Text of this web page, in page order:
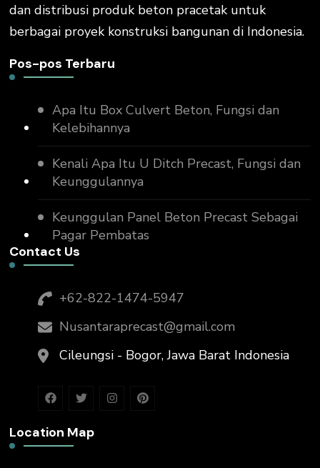
dan distribusi produk beton pracetak untuk
berbagai proyek konstruksi bangunan di Indonesia.
Pos-pos Terbaru
Apa Itu Box Culvert Beton, Fungsi dan
Kelebihannya
Kenali Apa Itu U Ditch Precast, Fungsi dan
Keunggulannya
Keunggulan Panel Beton Precast Sebagai
Pagar Pembatas
Contact Us
+62-822-1474-5947
Nusantaraprecast@gmail.com
Cileungsi - Bogor, Jawa Barat Indonesia
Location Map